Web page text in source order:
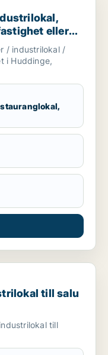
restauranglokal,
eller
eller
/ industrilokal /
i Huddinge,
salu i Stockholms län
till salu
till